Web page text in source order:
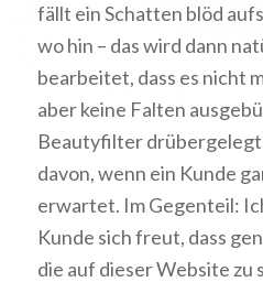
fällt ein Schatten blöd
wo hin – das wird dann
bearbeitet, dass es nicht
aber keine Falten
Beautyfilter
davon, wenn ein Kunde
erwartet. Im Gegenteil:
Kunde sich freut, dass
die auf dieser Website zu